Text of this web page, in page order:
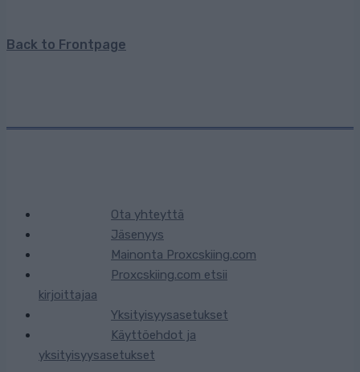
Back to Frontpage
Ota yhteyttä
Jäsenyys
Mainonta Proxcskiing.com
Proxcskiing.com etsii
kirjoittajaa
Yksityisyysasetukset
Käyttöehdot ja
yksityisyysasetukset